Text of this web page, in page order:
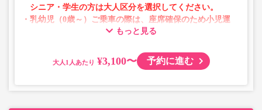
シニア・学生の方は大人区分を選択してください。
・乳幼児（0歳～）ご乗車の際は、座席確保のため小児運
賃での乗車券が必要です。
・AM1時～5時の間はシステムメンテナンスの為ご予約が
もっと見る
大人 ¥3,100〜 予約に進む